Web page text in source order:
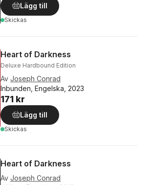
Lägg till
Skickas
Heart of Darkness
Deluxe Hardbound Edition
Av Joseph Conrad
Inbunden, Engelska, 2023
171 kr
Lägg till
Skickas
Heart of Darkness
Av Joseph Conrad